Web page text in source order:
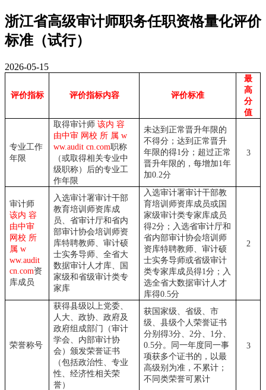
浙江省高级审计师职务任职资格量化评价
标准（试行）
2026-05-15
评价指标 评价指标内容 评价标准
最
高
分
值
专业工作
年限
取得审计师 该内 容
由中审 网校 所 属 w
ww.audit cn.com职称
（或取得相关专业中
级职称）后的专业工
作年限
未达到正常晋升年限的
不得分；达到正常晋升
年限的得1分；超过正常
晋升年限的，每增加1年
加0.2分
3
审计师
该内 容
由中审
网校 所
属 w
ww.audit
cn.com资
库成员
入选审计署审计干部
教育培训师资库成
员、省审计厅和省内
部审计协会培训师资
库特聘教师、审计硕
士实务导师、全省大
数据审计人才库、国
家级和省级审计类专
家库
入选审计署审计干部教
育培训师资库成员或国
家级审计类专家库成员
得2分；入选省审计厅和
省内部审计协会培训师
资库特聘教师、审计硕
士实务导师或省级审计
类专家库成员得1分；入
选全省大数据审计人才
库得0.5分
2
荣誉称号
获得县级以上党委、
人大、政协、政府及
政府组成部门（审计
学会、内部审计协
会）颁发荣誉证书
（包括政治性、专业
性、经济性相关荣
誉）
获国家级、省级、市
级、县级个人荣誉证书
分别得3分、2分、1分、
0.5分。同一年度同一事
项获多个证书的，以最
高级别为准，不累计；
不同类荣誉可累计
3